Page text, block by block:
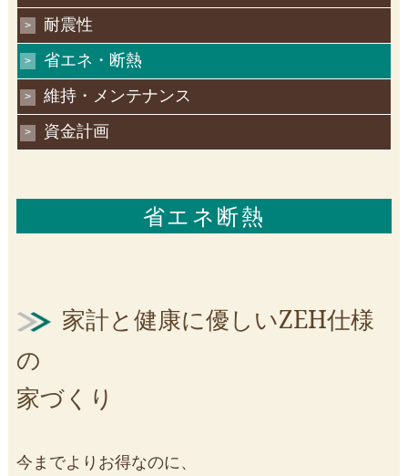
耐震性
省エネ・断熱
維持・メンテナンス
資金計画
省エネ断熱
家計と健康に優しいZEH仕様
の
家づくり
今までよりお得なのに、